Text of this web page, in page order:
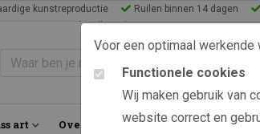
Voor een optimaal
Functionele cookies
Wij maken gebruik van
website correct en
kunstreproductie Ruilen binnen 14 dagen
Bezoek Gallery Shop
art Over ons